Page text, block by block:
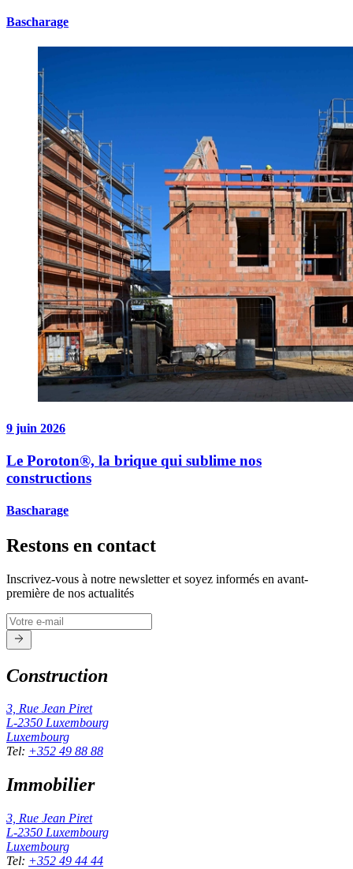
Bascharage
9 juin 2026
Le Poroton®, la brique qui sublime nos
constructions
Bascharage
Restons en contact
Inscrivez-vous à notre newsletter et soyez informés en avant-
première de nos actualités
Construction
3, Rue Jean Piret
L-2350 Luxembourg
Luxembourg
Tel: +352 49 88 88
Immobilier
3, Rue Jean Piret
L-2350 Luxembourg
Luxembourg
Tel: +352 49 44 44